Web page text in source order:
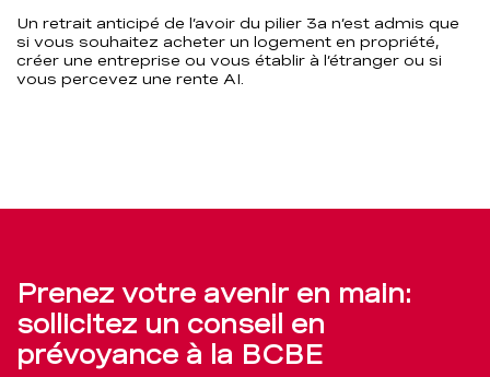
Un retrait anticipé de l’avoir du pilier 3a n’est admis que
si vous souhaitez acheter un logement en propriété,
créer une entreprise ou vous établir à l’étranger ou si
vous percevez une rente AI.
Prenez votre avenir en main:
sollicitez un conseil en
prévoyance à la BCBE